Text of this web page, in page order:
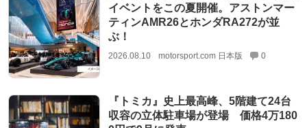
イベントをこの夏開催。アストンマー
ティンAMR26とホンダRA272が並
ぶ！
2026.08.10 motorsport.com 日本版 0
『トミカ』史上最高峰、5階建て24台
収容の立体駐車場が登場 価格4万180